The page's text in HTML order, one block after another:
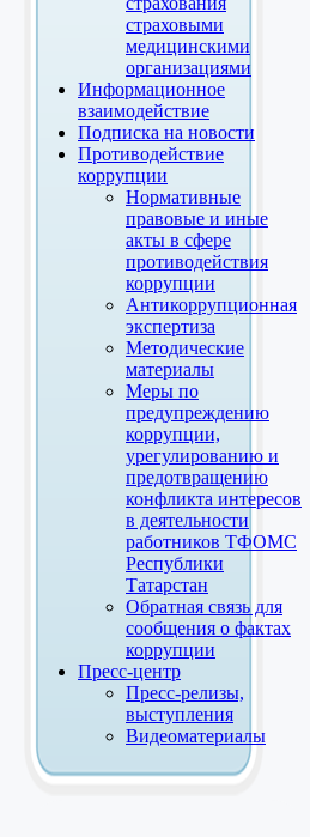
страховыми
медицинскими
организациями
Информационное
взаимодействие
Подписка на новости
Противодействие
коррупции
Нормативные
правовые и иные
акты в сфере
противодействия
коррупции
Антикоррупционная
экспертиза
Методические
материалы
Меры по
предупреждению
коррупции,
урегулированию и
предотвращению
конфликта интересов
в деятельности
работников ТФОМС
Республики
Татарстан
Обратная связь для
сообщения о фактах
коррупции
Пресс-центр
Пресс-релизы,
выступления
Видеоматериалы